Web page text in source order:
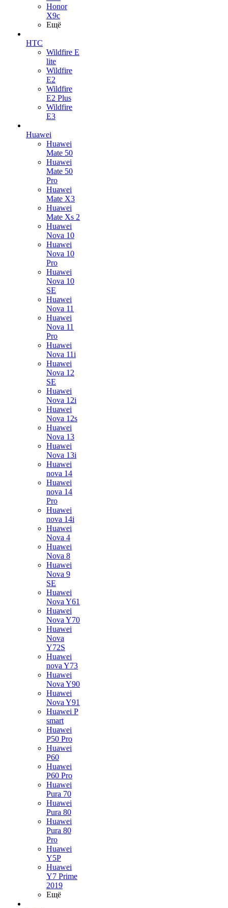
Honor
X9c
Ещё
HTC
Wildfire E
lite
Wildfire
E2
Wildfire
E2 Plus
Wildfire
E3
Huawei
Huawei
Mate 50
Huawei
Mate 50
Pro
Huawei
Mate X3
Huawei
Mate Xs 2
Huawei
Nova 10
Huawei
Nova 10
Pro
Huawei
Nova 10
SE
Huawei
Nova 11
Huawei
Nova 11
Pro
Huawei
Nova 11i
Huawei
Nova 12
SE
Huawei
Nova 12i
Huawei
Nova 12s
Huawei
Nova 13
Huawei
Nova 13i
Huawei
nova 14
Huawei
nova 14
Pro
Huawei
nova 14i
Huawei
Nova 4
Huawei
Nova 8
Huawei
Nova 9
SE
Huawei
Nova Y61
Huawei
Nova Y70
Huawei
Nova
Y72S
Huawei
nova Y73
Huawei
Nova Y90
Huawei
Nova Y91
Huawei P
smart
Huawei
P50 Pro
Huawei
P60
Huawei
P60 Pro
Huawei
Pura 70
Huawei
Pura 80
Huawei
Pura 80
Pro
Huawei
Y5P
Huawei
Y7 Prime
2019
Ещё